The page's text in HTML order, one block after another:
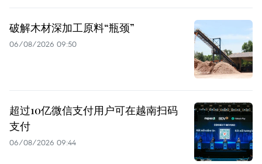
破解木材深加工原料“瓶颈”
06/08/2026 09:50
超过10亿微信支付用户可在越南扫码
支付
06/08/2026 09:44